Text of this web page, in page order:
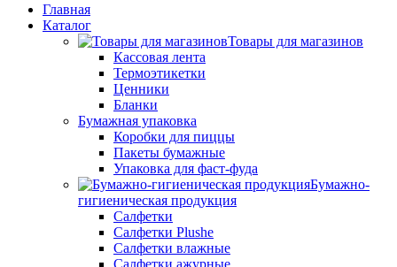
Главная
Каталог
Товары для магазинов
Кассовая лента
Термоэтикетки
Ценники
Бланки
Бумажная упаковка
Коробки для пиццы
Пакеты бумажные
Упаковка для фаст-фуда
Бумажно-
гигиеническая продукция
Салфетки
Салфетки Plushe
Салфетки влажные
Салфетки ажурные